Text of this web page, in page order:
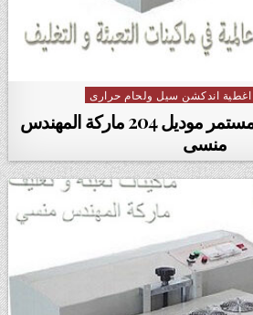
اغطية اندكشن سيل ولحام حرارى
ماكينة اندكشن سير مستمر موديل 204 ماركة المهندس
منسى